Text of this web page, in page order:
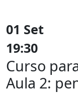
01 Set
19:30
Curso
Aula 2: